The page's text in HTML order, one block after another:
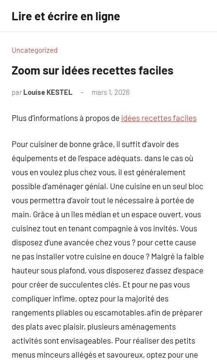
contenu
Lire et écrire en ligne
Uncategorized
Zoom sur idées recettes faciles
par Louise KESTEL mars 1, 2026
Plus d’informations à propos de idées recettes faciles
Pour cuisiner de bonne grâce, il suffit d’avoir des
équipements et de l’espace adéquats. dans le cas où
vous en voulez plus chez vous, il est généralement
possible d’aménager génial. Une cuisine en un seul bloc
vous permettra d’avoir tout le nécessaire à portée de
main. Grâce à un îles médian et un espace ouvert, vous
cuisinez tout en tenant compagnie à vos invités. Vous
disposez d’une avancée chez vous ? pour cette cause
ne pas installer votre cuisine en douce ? Malgré la faible
hauteur sous plafond, vous disposerez d’assez d’espace
pour créer de succulentes clés. Et pour ne pas vous
compliquer infime, optez pour la majorité des
rangements pliables ou escamotables.afin de préparer
des plats avec plaisir, plusieurs aménagements
activités sont envisageables. Pour réaliser des petits
menus minceurs allégés et savoureux, optez pour une